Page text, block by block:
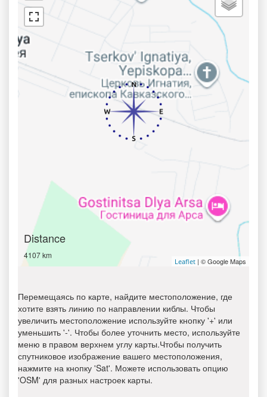
Distance
4107 km
Leaflet | © Google Maps
Перемещаясь по карте, найдите местоположение, где
хотите взять линию по направлении киблы. Чтобы
увеличить местоположение используйте кнопку '+' или
уменьшить '-'. Чтобы более уточнить место, используйте
меню в правом верхнем углу карты.Чтобы получить
спутниковое изображение вашего местоположения,
нажмите на кнопку 'Sat'. Можете использовать опцию
'OSM' для разных настроек карты.